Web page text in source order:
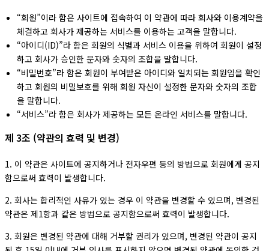
“회원”이라 함은 사이트에 접속하여 이 약관에 따라 회사와 이용계약을
체결하고 회사가 제공하는 서비스를 이용하는 고객을 말합니다.
“아이디(ID)”라 함은 회원의 식별과 서비스 이용을 위하여 회원이 설정
하고 회사가 승인한 문자와 숫자의 조합을 말합니다.
“비밀번호”라 함은 회원이 부여받은 아이디와 일치되는 회원임을 확인
하고 회원의 비밀보호를 위해 회원 자신이 설정한 문자와 숫자의 조합
을 말합니다.
“서비스”라 함은 회사가 제공하는 모든 온라인 서비스를 말합니다.
제 3조 (약관의 효력 및 변경)
1. 이 약관은 사이트에 공지하거나 전자우편 등의 방법으로 회원에게 공지
함으로써 효력이 발생합니다.
2. 회사는 합리적인 사유가 있는 경우 이 약관을 변경할 수 있으며, 변경된
약관은 제1항과 같은 방법으로 공지함으로써 효력이 발생합니다.
3. 회원은 변경된 약관에 대해 거부할 권리가 있으며, 변경된 약관이 공지